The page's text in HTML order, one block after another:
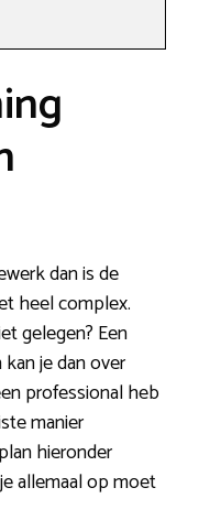
dan is de
heel complex.
gelegen? Een
je dan over
professional heb
manier
hieronder
allemaal op moet